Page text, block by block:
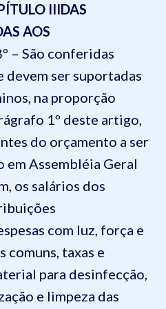
IIIDAS
AOS
– São conferidas
devem ser suportadas
na proporção
1º deste artigo,
do orçamento a ser
em Assembléia Geral
os salários dos
com luz, força e
comuns, taxas e
para desinfecção,
e limpeza das